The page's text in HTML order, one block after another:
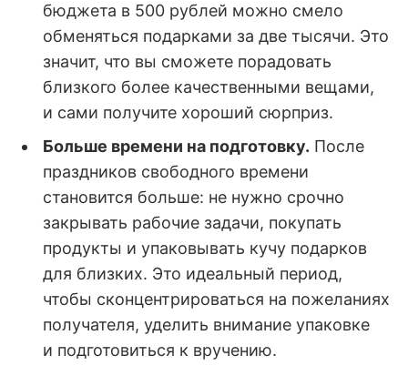
бюджета в 500 рублей можно смело
обменяться подарками за две тысячи. Это
значит, что вы сможете порадовать
близкого более качественными вещами,
и сами получите хороший сюрприз.
Больше времени на подготовку. После
праздников свободного времени
становится больше: не нужно срочно
закрывать рабочие задачи, покупать
продукты и упаковывать кучу подарков
для близких. Это идеальный период,
чтобы сконцентрироваться на пожеланиях
получателя, уделить внимание упаковке
и подготовиться к вручению.